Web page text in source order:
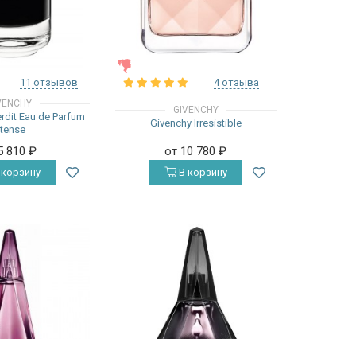
11 отзывов
Eau de Parfum
810₽
4 отзыва
GIVENCHY
Givenchy Irresistible
от 10 780₽
В корзину